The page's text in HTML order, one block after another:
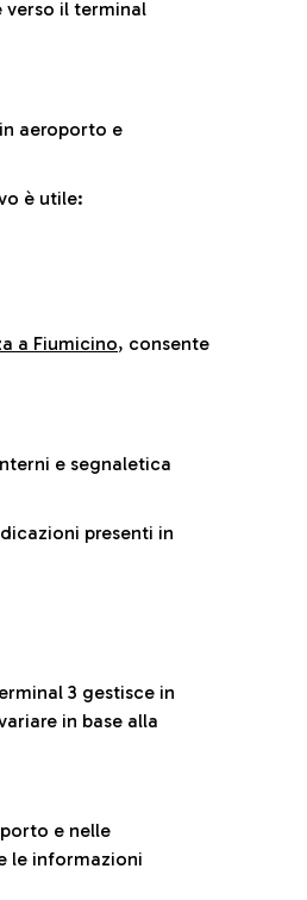
verso il terminal
aeroporto e
è utile:
a Fiumicino, consente
e segnaletica
presenti in
3 gestisce in
in base alla
e nelle
le informazioni